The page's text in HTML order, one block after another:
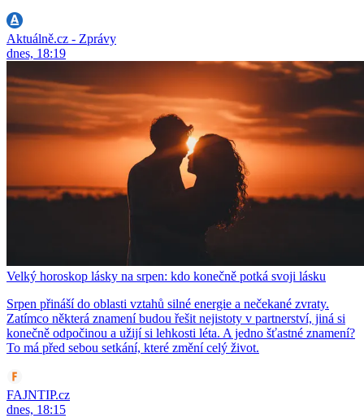
Aktuálně.cz - Zprávy
dnes, 18:19
Velký horoskop lásky na srpen: kdo konečně potká svoji lásku
Srpen přináší do oblasti vztahů silné energie a nečekané zvraty.
Zatímco některá znamení budou řešit nejistoty v partnerství, jiná si
konečně odpočinou a užijí si lehkosti léta. A jedno šťastné znamení?
To má před sebou setkání, které změní celý život.
FAJNTIP.cz
dnes, 18:15